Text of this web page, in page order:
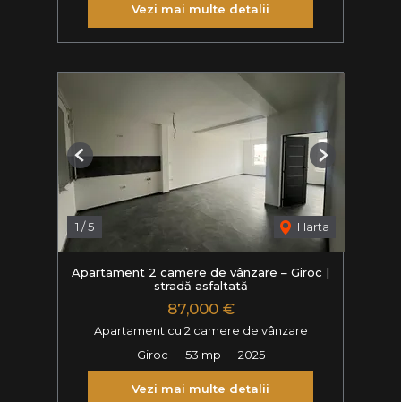
Vezi mai multe detalii
1 /5 Harta
Previous Next
Apartament 2 camere de vânzare – Giroc |
stradă asfaltată
87,000 €
Apartament cu 2 camere de vânzare
Giroc
53 mp 2025
Vezi mai multe detalii